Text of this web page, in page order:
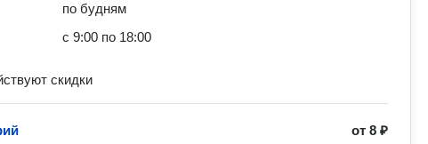
по будням
с 9:00 по 18:00
скидки
от8 ₽